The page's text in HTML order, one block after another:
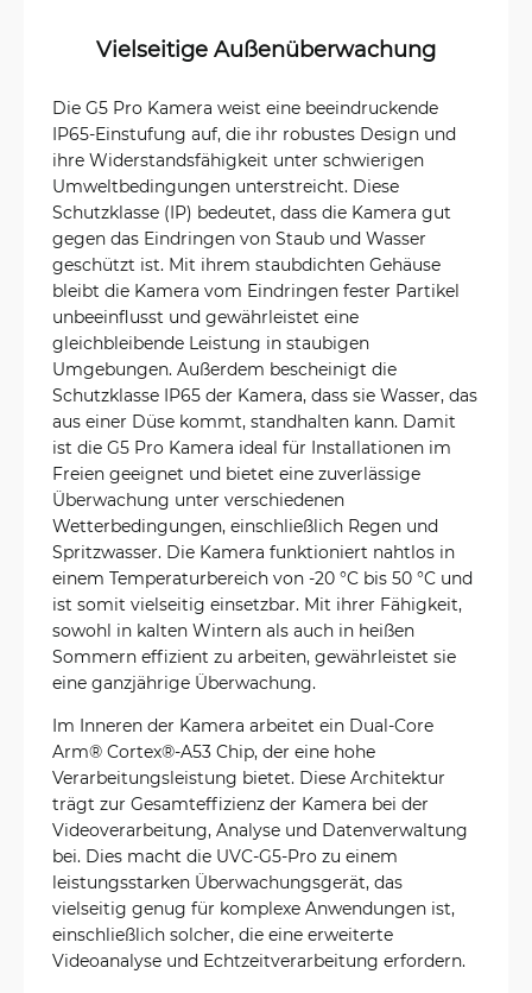
Vielseitige Außenüberwachung
Die G5 Pro Kamera weist eine beeindruckende
IP65-Einstufung auf, die ihr robustes Design und
ihre Widerstandsfähigkeit unter schwierigen
Umweltbedingungen unterstreicht. Diese
Schutzklasse (IP) bedeutet, dass die Kamera gut
gegen das Eindringen von Staub und Wasser
geschützt ist. Mit ihrem staubdichten Gehäuse
bleibt die Kamera vom Eindringen fester Partikel
unbeeinflusst und gewährleistet eine
gleichbleibende Leistung in staubigen
Umgebungen. Außerdem bescheinigt die
Schutzklasse IP65 der Kamera, dass sie Wasser, das
aus einer Düse kommt, standhalten kann. Damit
ist die G5 Pro Kamera ideal für Installationen im
Freien geeignet und bietet eine zuverlässige
Überwachung unter verschiedenen
Wetterbedingungen, einschließlich Regen und
Spritzwasser. Die Kamera funktioniert nahtlos in
einem Temperaturbereich von -20 °C bis 50 °C und
ist somit vielseitig einsetzbar. Mit ihrer Fähigkeit,
sowohl in kalten Wintern als auch in heißen
Sommern effizient zu arbeiten, gewährleistet sie
eine ganzjährige Überwachung.
Im Inneren der Kamera arbeitet ein Dual-Core
Arm® Cortex®-A53 Chip, der eine hohe
Verarbeitungsleistung bietet. Diese Architektur
trägt zur Gesamteffizienz der Kamera bei der
Videoverarbeitung, Analyse und Datenverwaltung
bei. Dies macht die UVC-G5-Pro zu einem
leistungsstarken Überwachungsgerät, das
vielseitig genug für komplexe Anwendungen ist,
einschließlich solcher, die eine erweiterte
Videoanalyse und Echtzeitverarbeitung erfordern.